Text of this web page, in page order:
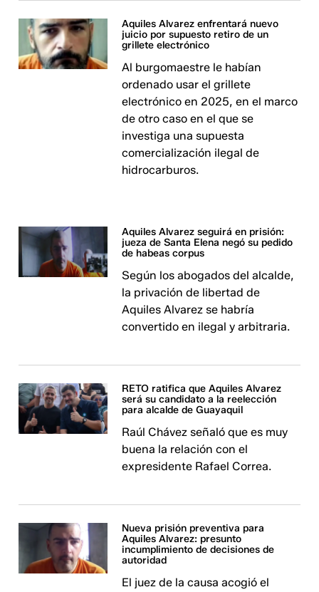
Aquiles Alvarez enfrentará nuevo
juicio por supuesto retiro de un
grillete electrónico
Al burgomaestre le habían
ordenado usar el grillete
electrónico en 2025, en el marco
de otro caso en el que se
investiga una supuesta
comercialización ilegal de
hidrocarburos.
Aquiles Alvarez seguirá en prisión:
jueza de Santa Elena negó su pedido
de habeas corpus
Según los abogados del alcalde,
la privación de libertad de
Aquiles Alvarez se habría
convertido en ilegal y arbitraria.
RETO ratifica que Aquiles Alvarez
será su candidato a la reelección
para alcalde de Guayaquil
Raúl Chávez señaló que es muy
buena la relación con el
expresidente Rafael Correa.
Nueva prisión preventiva para
Aquiles Alvarez: presunto
incumplimiento de decisiones de
autoridad
El juez de la causa acogió el